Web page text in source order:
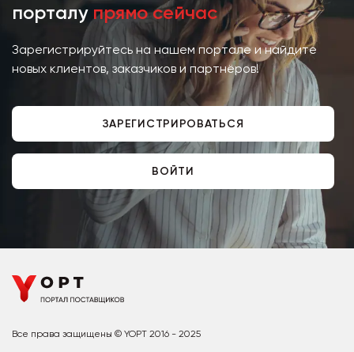
порталу прямо сейчас
Зарегистрируйтесь на нашем портале и найдите
новых клиентов, заказчиков и партнёров!
ЗАРЕГИСТРИРОВАТЬСЯ
ВОЙТИ
Все права защищены © YOPT 2016 - 2025